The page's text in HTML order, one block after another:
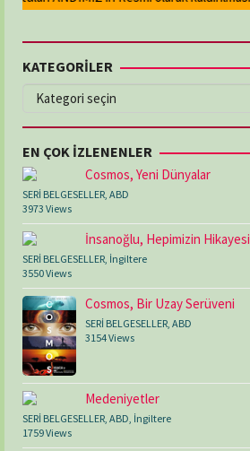
KATEGORİLER
KATEGORİLER
EN ÇOK İZLENENLER
Cosmos, Yeni Dünyalar
SERİ BELGESELLER ABD
3973 Views
İnsanoğlu, Hepimizin Hikayesi
SERİ BELGESELLER İngiltere
3550 Views
Cosmos, Bir Uzay Serüveni
SERİ BELGESELLER ABD
3154 Views
Medeniyetler
SERİ BELGESELLER ABD İngiltere
1759 Views